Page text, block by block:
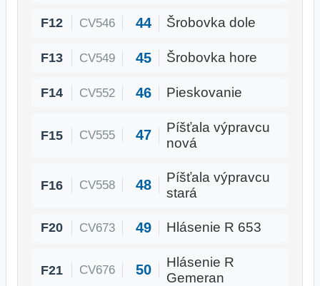
F12 CV546 44 Šrobovka dole
F13 CV549 45 Šrobovka hore
F14 CV552 46 Pieskovanie
F15 CV555 47
Píšťala výpravcu
nová
F16 CV558 48
Píšťala výpravcu
stará
F20 CV673 49 Hlásenie R 653
F21 CV676 50
Hlásenie R
Gemeran